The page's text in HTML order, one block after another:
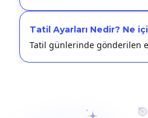
Tatil Ayarları Nedir? Ne